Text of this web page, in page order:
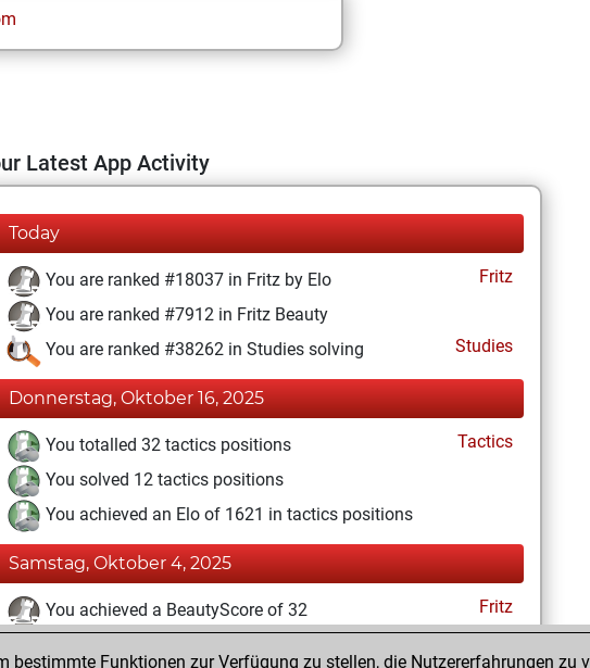
Latest App Activity
Today
You are ranked #18037 in Fritz by Elo
Fritz
You are ranked #7912 in Fritz Beauty
You are ranked #38262 in Studies solving
Studies
Donnerstag, Oktober 16, 2025
You totalled 32 tactics positions
Tactics
You solved 12 tactics positions
You achieved an Elo of 1621 in tactics positions
Samstag, Oktober 4, 2025
You achieved a BeautyScore of 32
Fritz
bestimmte Funktionen zur Verfügung zu stellen, die Nutzererfahrungen zu